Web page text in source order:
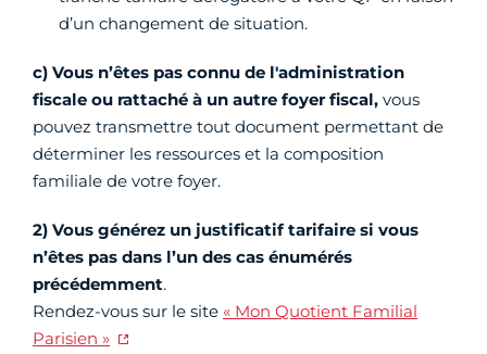
d’un changement de situation.
c) Vous n’êtes pas connu de l'administration
fiscale ou rattaché à un autre foyer fiscal, vous
pouvez transmettre tout document permettant de
déterminer les ressources et la composition
familiale de votre foyer.
2) Vous générez un justificatif tarifaire si vous
n’êtes pas dans l’un des cas énumérés
précédemment.
Rendez-vous sur le site « Mon Quotient Familial
Parisien »